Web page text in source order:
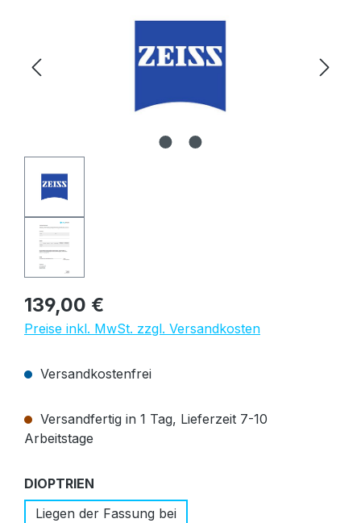
Regulärer Preis:
139,00 €
Preise inkl. MwSt. zzgl. Versandkosten
Versandkostenfrei
Versandfertig in 1 Tag, Lieferzeit 7-10
Arbeitstage
DIOPTRIEN
Liegen der Fassung bei